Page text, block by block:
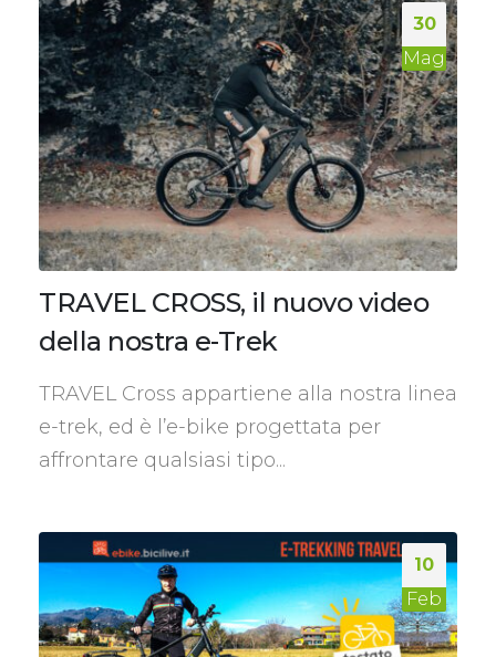
30
Mag
TRAVEL CROSS, il nuovo video
della nostra e-Trek
TRAVEL Cross appartiene alla nostra linea
e-trek, ed è l’e-bike progettata per
affrontare qualsiasi tipo...
10
Feb